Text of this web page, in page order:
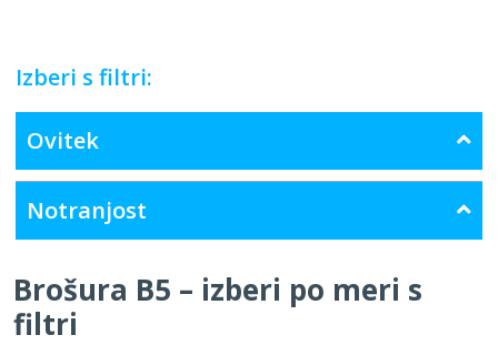
Izberi s filtri:
Ovitek
Notranjost
Brošura B5 – izberi po meri s
filtri